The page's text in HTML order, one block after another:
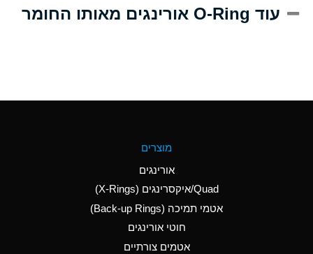
(Aqueous)
Aluminum Nitrate
(Aqueous)
Aluminum Phosphate
עוד O-Ring אורינגים מאותו החומר
מוצרים
אורינגים
Quad/איקסרינגים (X-Rings)
אטמי תמיכה (Back-up Rings)
חוטי אורינגים
אטמים צורתיים